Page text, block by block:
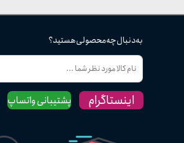
به دنبال چه محصولی هستید؟
پشتیبانی واتساپ اینستاگرام